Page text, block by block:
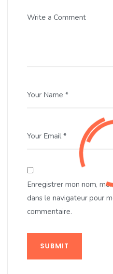
Write a Comment
Your Name *
Your Email *
Enregistrer mon nom,
dans le navigateur pour
commentaire.
SUBMIT